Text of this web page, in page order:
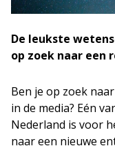
De leukste
op zoek naar een
Ben je op zoek
in de media? Eén
Nederland is voor
naar een nieuwe